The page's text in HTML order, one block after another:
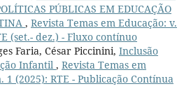
PÚBLICAS EM EDUCAÇÃO
, Revista Temas em Educação: v.
(set.- dez.) - Fluxo contínuo
Faria, César Piccinini, Inclusão
Infantil , Revista Temas em
1 (2025): RTE - Publicação Contínua